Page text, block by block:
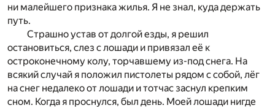
ни малейшего признака жилья. Я не знал, куда держать
путь.
Страшно устав от долгой езды, я решил
остановиться, слез с лошади и привязал её к
остроконечному колу, торчавшему из-под снега. На
всякий случай я положил пистолеты рядом с собой, лёг
на снег недалеко от лошади и тотчас заснул крепким
сном. Когда я проснулся, был день. Моей лошади нигде